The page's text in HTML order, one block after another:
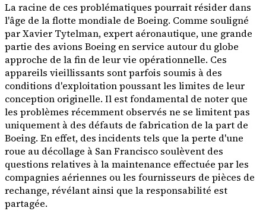
La racine de ces problématiques pourrait résider dans
l'âge de la flotte mondiale de Boeing. Comme souligné
par Xavier Tytelman, expert aéronautique, une grande
partie des avions Boeing en service autour du globe
approche de la fin de leur vie opérationnelle. Ces
appareils vieillissants sont parfois soumis à des
conditions d'exploitation poussant les limites de leur
conception originelle. Il est fondamental de noter que
les problèmes récemment observés ne se limitent pas
uniquement à des défauts de fabrication de la part de
Boeing. En effet, des incidents tels que la perte d'une
roue au décollage à San Francisco soulèvent des
questions relatives à la maintenance effectuée par les
compagnies aériennes ou les fournisseurs de pièces de
rechange, révélant ainsi que la responsabilité est
partagée.